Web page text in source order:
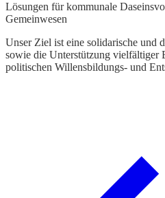
Lösungen für kommunale
Gemeinwesen
Unser Ziel ist eine solidarische und
sowie die Unterstützung vielfältiger
politischen Willensbildungs- und